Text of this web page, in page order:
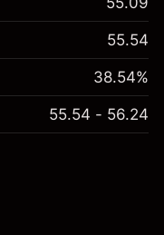
55.54
38.54%
55.54 - 56.24